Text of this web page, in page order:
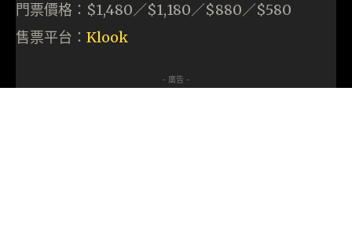
門票價格：$1,480／$1,180／$880／$580
售票平台： Klook
- 廣告 -